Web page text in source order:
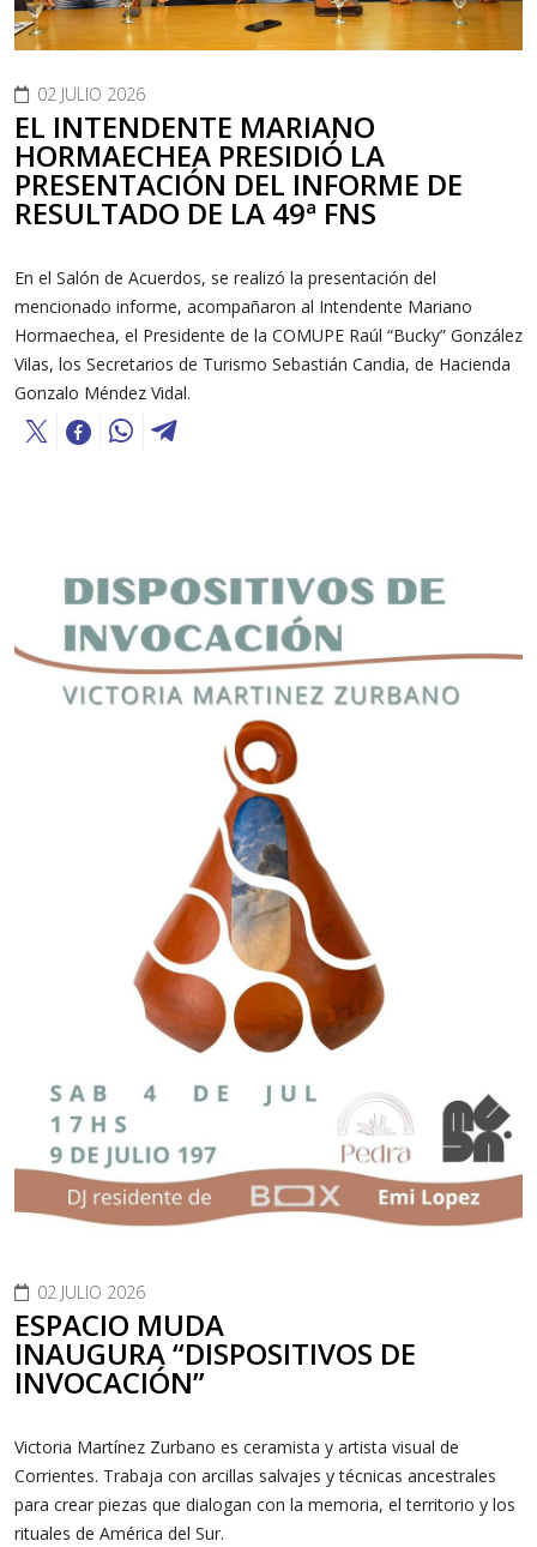
02 JULIO 2026
EL INTENDENTE MARIANO
HORMAECHEA PRESIDIÓ LA
PRESENTACIÓN DEL INFORME DE
RESULTADO DE LA 49ª FNS
En el Salón de Acuerdos, se realizó la presentación del
mencionado informe, acompañaron al Intendente Mariano
Hormaechea, el Presidente de la COMUPE Raúl “Bucky” González
Vilas, los Secretarios de Turismo Sebastián Candia, de Hacienda
Gonzalo Méndez Vidal.
02 JULIO 2026
ESPACIO MUDA
INAUGURA “DISPOSITIVOS DE
INVOCACIÓN”
Victoria Martínez Zurbano es ceramista y artista visual de
Corrientes. Trabaja con arcillas salvajes y técnicas ancestrales
para crear piezas que dialogan con la memoria, el territorio y los
rituales de América del Sur.